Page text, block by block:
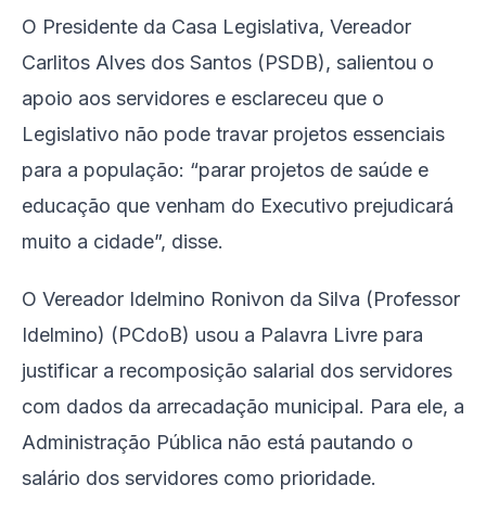
O Presidente da Casa Legislativa, Vereador
Carlitos Alves dos Santos (PSDB), salientou o
apoio aos servidores e esclareceu que o
Legislativo não pode travar projetos essenciais
para a população: “parar projetos de saúde e
educação que venham do Executivo prejudicará
muito a cidade”, disse.
O Vereador Idelmino Ronivon da Silva (Professor
Idelmino) (PCdoB) usou a Palavra Livre para
justificar a recomposição salarial dos servidores
com dados da arrecadação municipal. Para ele, a
Administração Pública não está pautando o
salário dos servidores como prioridade.